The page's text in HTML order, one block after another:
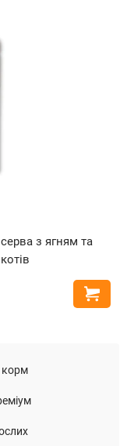
корм
з ягням та